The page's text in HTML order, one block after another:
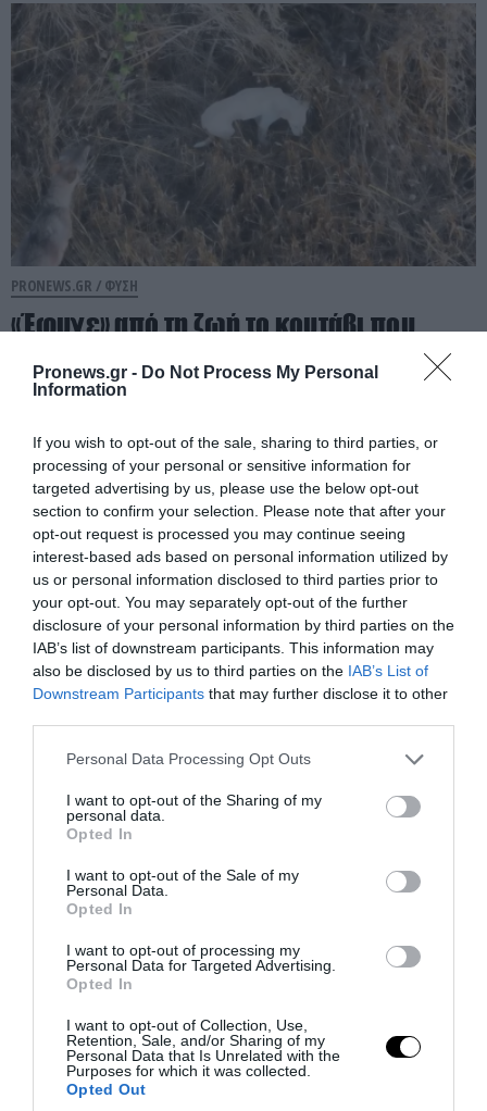
Pronews.gr - Do Not Process My Personal
Information
If you wish to opt-out of the sale, sharing to third parties, or
processing of your personal or sensitive information for
targeted advertising by us, please use the below opt-out
section to confirm your selection. Please note that after your
opt-out request is processed you may continue seeing
interest-based ads based on personal information utilized by
us or personal information disclosed to third parties prior to
your opt-out. You may separately opt-out of the further
disclosure of your personal information by third parties on the
IAB’s list of downstream participants. This information may
also be disclosed by us to third parties on the IAB’s List of
Downstream Participants that may further disclose it to other
Please note that this website/app uses one or more Google
not limited to your visit or usage behaviour. You may click to
grant or deny consent to Google and its third-party tags to
use your data for below specified purposes in below Google
consent section.
Personal Data Processing Opt Outs
I want to opt-out of the Sharing of my
personal data.
Opted In
I want to opt-out of the Sale of my
Personal Data.
Opted In
I want to opt-out of processing my
Personal Data for Targeted Advertising.
Opted In
I want to opt-out of Collection, Use,
Retention, Sale, and/or Sharing of my
Personal Data that Is Unrelated with the
Purposes for which it was collected.
Opted Out
PRONEWS.GR / ΦΥΣΗ
«Έφυγε» από τη ζωή το κουτάβι που
Κεντρική Μακεδονία – «Καλό ταξίδι
06.08.2026 | 18:55
Από αγαπημένα κατοικίδια σε
οικολογική απειλή – Οι αργεντίνικοι
παπαγάλοι που «κατακτούν» την Ισπανία
(βίντεο)
06.08.2026 | 17:27